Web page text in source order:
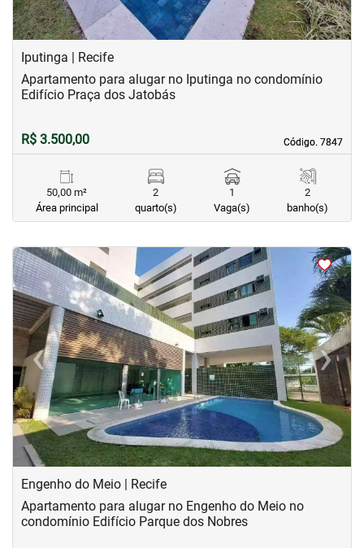
Iputinga | Recife
Código. 7847
Código. 7847
Apartamento para alugar no Iputinga no condomínio
Edifício Praça dos Jatobás
R$ 3.500,00
50,00 m²
Área principal
2
quarto(s)
1
Vaga(s)
2
banho(s)
<<<<
‹Previous ›Next
Engenho do Meio | Recife
Apartamento para alugar no Engenho do Meio no
condomínio Edifício Parque dos Nobres